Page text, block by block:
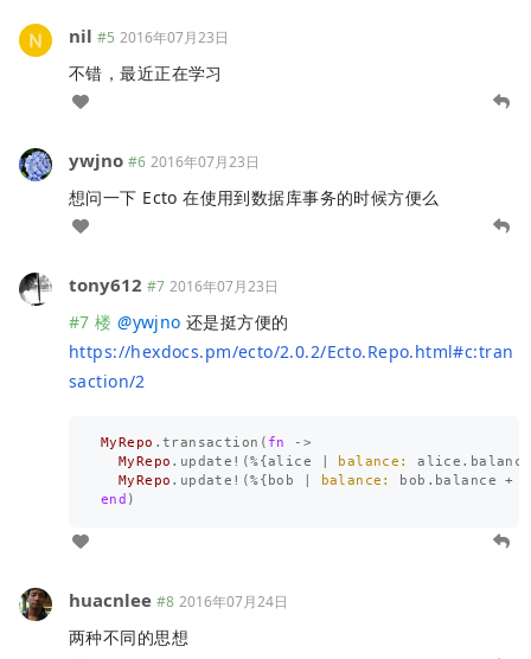
nil #5 2016年07月23日
不错，最近正在学习
ywjno #6 2016年07月23日
想问一下 Ecto 在使用到数据库事务的时候方便么
tony612 #7 2016年07月23日
#7 楼 @ywjno 还是挺方便的
https://hexdocs.pm/ecto/2.0.2/Ecto.Repo.html#c:tran
saction/2
MyRepo . transaction ( fn
->
MyRepo . update! (%{alice balance: alice . balance
MyRepo . update! (%{ bob balance: bob . balance +
end )
huacnlee #8 2016年07月24日
两种不同的思想